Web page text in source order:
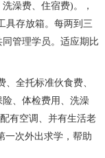
澡费、住宿费)。，
具存放箱。每两到三
管理学员。适应期比
全托标准伙食费、
、体检费用、洗澡
有空调、并有生活老
一次外出求学，帮助